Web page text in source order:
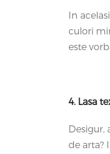
In
culori
este
4. Lasa
Desigur,
de arta?